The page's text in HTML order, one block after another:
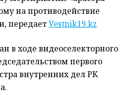
на противодействие
передаетVestnik19.kz
в ходе видеоселекторного
первого
внутренних дел РК